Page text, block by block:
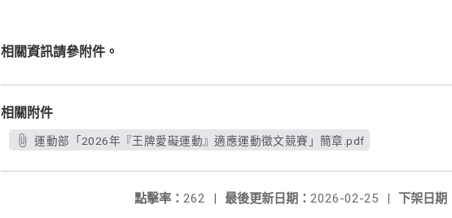
相關資訊請參附件。
相關附件
運動部「2026年『王牌愛礙運動』適應運動徵文競賽」簡章.pdf
下架日期
最後更新日期： 2026-02-25 |
點擊率： 262 |